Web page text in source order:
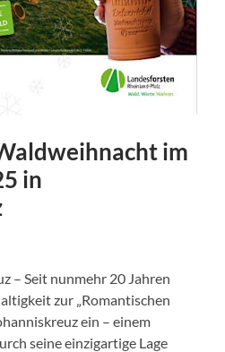
im
in
– Seit nunmehr 20 Jahren
zur „Romantischen
ein – einem
seine einzigartige Lage